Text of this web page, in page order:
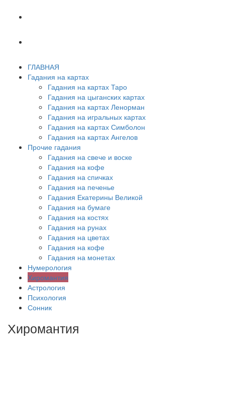
ГЛАВНАЯ
Гадания на картах
Гадания на картах Таро
Гадания на цыганских картах
Гадания на картах Ленорман
Гадания на игральных картах
Гадания на картах Симболон
Гадания на картах Ангелов
Прочие гадания
Гадания на свече и воске
Гадания на кофе
Гадания на спичках
Гадания на печенье
Гадания Екатерины Великой
Гадания на бумаге
Гадания на костях
Гадания на рунах
Гадания на цветах
Гадания на кофе
Гадания на монетах
Нумерология
Хиромантия
Астрология
Психология
Сонник
Хиромантия